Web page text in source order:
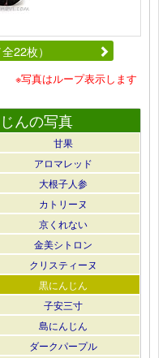
22枚）
※写真はループ表示します
んの写真
甘果
アロマレッド
大根子人参
カトリーヌ
京くれない
金美シトロン
クリスティーヌ
黒にんじん
子安三寸
島にんじん
ダークパープル